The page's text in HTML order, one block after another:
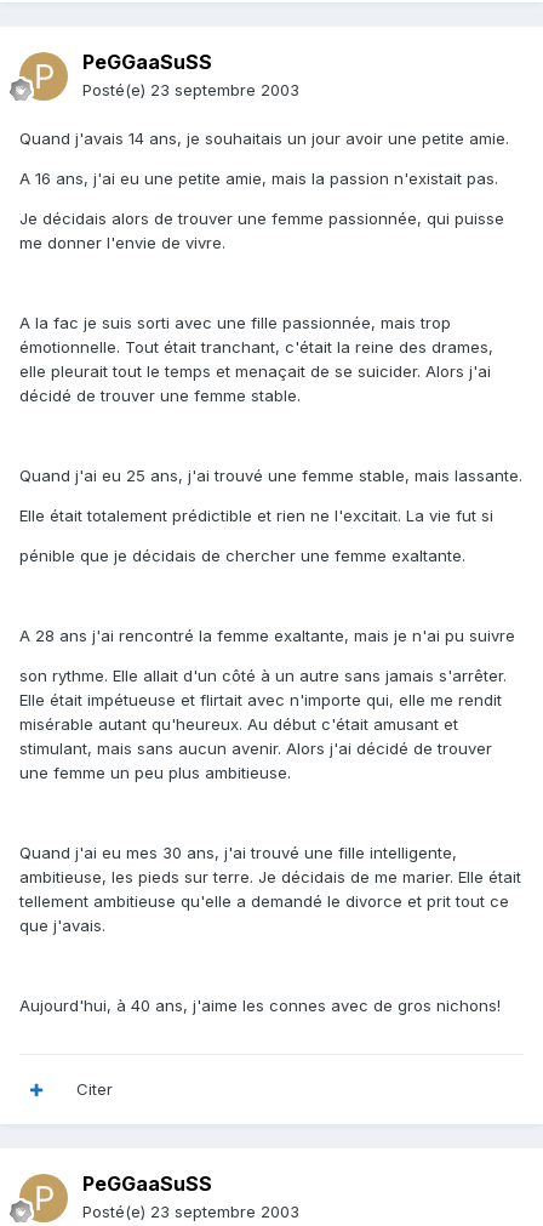
PeGGaaSuSS
Posté(e) 23 septembre 2003
Quand j'avais 14 ans, je souhaitais un jour avoir une petite amie.
A 16 ans, j'ai eu une petite amie, mais la passion n'existait pas.
Je décidais alors de trouver une femme passionnée, qui puisse
me donner l'envie de vivre.
A la fac je suis sorti avec une fille passionnée, mais trop
émotionnelle. Tout était tranchant, c'était la reine des drames,
elle pleurait tout le temps et menaçait de se suicider. Alors j'ai
décidé de trouver une femme stable.
Quand j'ai eu 25 ans, j'ai trouvé une femme stable, mais lassante.
Elle était totalement prédictible et rien ne l'excitait. La vie fut si
pénible que je décidais de chercher une femme exaltante.
A 28 ans j'ai rencontré la femme exaltante, mais je n'ai pu suivre
son rythme. Elle allait d'un côté à un autre sans jamais s'arrêter.
Elle était impétueuse et flirtait avec n'importe qui, elle me rendit
misérable autant qu'heureux. Au début c'était amusant et
stimulant, mais sans aucun avenir. Alors j'ai décidé de trouver
une femme un peu plus ambitieuse.
Quand j'ai eu mes 30 ans, j'ai trouvé une fille intelligente,
ambitieuse, les pieds sur terre. Je décidais de me marier. Elle était
tellement ambitieuse qu'elle a demandé le divorce et prit tout ce
que j'avais.
Aujourd'hui, à 40 ans, j'aime les connes avec de gros nichons!
Citer
PeGGaaSuSS
Posté(e) 23 septembre 2003